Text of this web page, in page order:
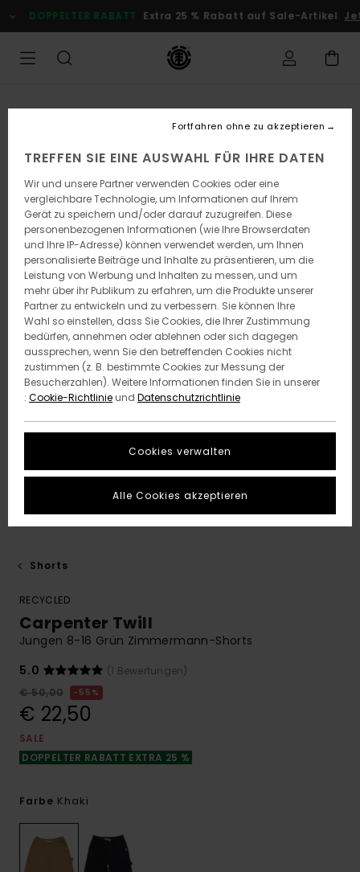
zur
Produktinformation
DOPPELTER RABATT Extra 25 % Rabatt auf Sale-Artikel
Shorts
RECYCLED
Carpenter Twill
Jungen 8-16 Grün Zimmermann-Shorts
5.0
(1 Bewertungen)
€ 50,00
55%
€ 22,50
SALE
DOPPELTER RABATT EXTRA 25 %
Farbe Khaki
TREFFEN SIE EINE AUSWAHL FÜR IHRE DATEN
Wir und unsere Partner verwenden Cookies oder eine
vergleichbare Technologie, um Informationen auf Ihrem
Gerät zu speichern und/oder darauf zuzugreifen. Diese
personenbezogenen Informationen (wie Ihre Browserdaten
und Ihre IP-Adresse) können verwendet werden, um Ihnen
personalisierte Beiträge und Inhalte zu präsentieren, um die
Leistung von Werbung und Inhalten zu messen, und um
mehr über ihr Publikum zu erfahren, um die Produkte unserer
Partner zu entwickeln und zu verbessern. Sie können Ihre
Wahl so einstellen, dass Sie Cookies, die Ihrer Zustimmung
bedürfen, annehmen oder ablehnen oder sich dagegen
aussprechen, wenn Sie den betreffenden Cookies nicht
zustimmen (z. B. bestimmte Cookies zur Messung der
Besucherzahlen). Weitere Informationen finden Sie in unserer
: Cookie-Richtlinieund Datenschutzrichtlinie
Cookies verwalten
Fortfahren ohne zu akzeptieren
Alle Cookies akzeptieren